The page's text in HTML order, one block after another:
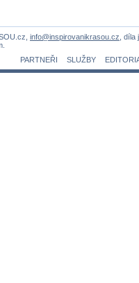
info@inspirovanikrasou.cz, díla
PARTNEŘI
SLUŽBY